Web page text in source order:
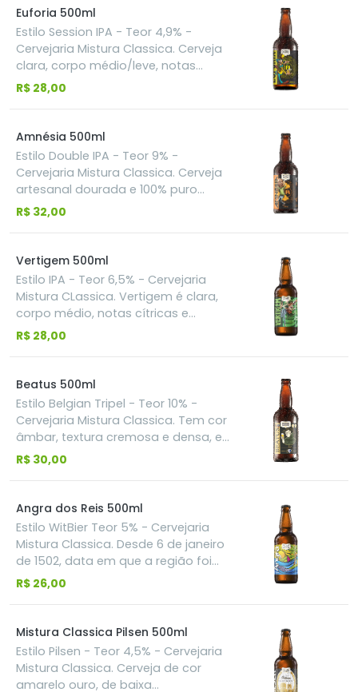
coentro e casca de laranja, além de
um toque de camomila
Euforia 500ml
Estilo Session IPA - Teor 4,9% -
Cervejaria Mistura Classica. Cerveja
clara, corpo médio/leve, notas
cítricas e frutadas. Essa cerveja tem
sabor refrescante junto com um
baixo teor alcoólico. Esse estilo
agrada todos os paladares, e você
pode harmonizar com frango frito,
costela bovina ou sorvete de
menta.
R$ 28,00
Amnésia 500ml
Estilo Double IPA - Teor 9% -
Cervejaria Mistura Classica. Cerveja
artesanal dourada e 100% puro
malte, feita com dosagens de
cada detalhe, especialmente para
obtenção de aromas e amargores
perfeitos para a apreciação deste
estilo de cerveja.
R$ 32,00
Vertigem 500ml
Estilo IPA - Teor 6,5% - Cervejaria
Mistura CLassica. Vertigem é clara,
corpo médio, notas cítricas e
frutadas tanto no sabor, quanto no
R$ 28,00
Beatus 500ml
Estilo Belgian Tripel - Teor 10% -
Cervejaria Mistura Classica. Tem cor
âmbar, textura cremosa e densa, e
um dulçor muito agradável no
condimentos. A carga alcoólica
elevada traz o equilíbrio em todos
os elementos.
R$ 30,00
Angra dos Reis 500ml
Estilo WitBier Teor 5% - Cervejaria
Mistura Classica. Desde 6 de janeiro
de 1502, data em que a região foi
descoberta, já deveria ter
que é Angra dos Reis. Afinal de
contas, temos mais de 365 ilhas
que são rotineiramente
desbravadas por brasileiros e
R$ 26,00
Mistura Classica Pilsen 500ml
Estilo Pilsen - Teor 4,5% - Cervejaria
Mistura Classica. Cerveja de cor
amarelo ouro, de baixa